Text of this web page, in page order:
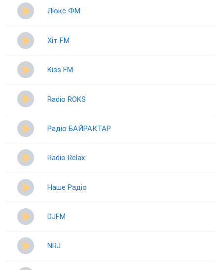
Люкс ФМ
Хіт FM
Kiss FM
Radio ROKS
Радіо БАЙРАКТАР
Radio Relax
Наше Радіо
DJFM
NRJ